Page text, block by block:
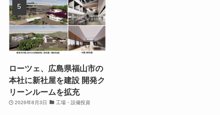
ローツェ、広島県福山市の
本社に新社屋を建設 開発ク
リーンルームを拡充
2026年8月3日 工場・設備投資